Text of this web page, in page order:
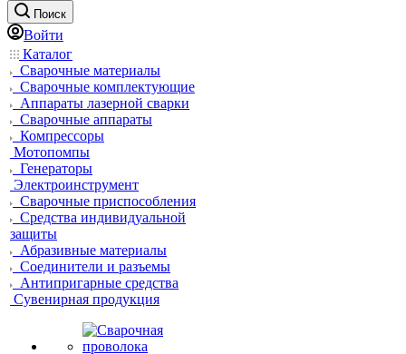
Поиск
Войти
Каталог
Сварочные материалы
Сварочные комплектующие
Аппараты лазерной сварки
Сварочные аппараты
Компрессоры
Мотопомпы
Генераторы
Электроинструмент
Сварочные приспособления
Средства индивидуальной
защиты
Абразивные материалы
Соединители и разъемы
Антипригарные средства
Сувенирная продукция